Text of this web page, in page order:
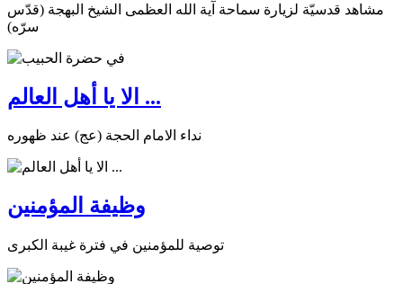
مشاهد قدسيّة لزيارة سماحة آية الله العظمى الشيخ البهجة (قدّس
سرّه)
الا يا أهل العالم ...
نداء الامام الحجة (عج) عند ظهوره
وظيفة المؤمنين
توصية للمؤمنين في فترة غيبة الكبرى